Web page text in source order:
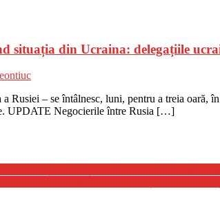
situația din Ucraina: delegațiile
Rusiei – se întâlnesc, luni, pentru a treia
UPDATE Negocierile între Rusia […]